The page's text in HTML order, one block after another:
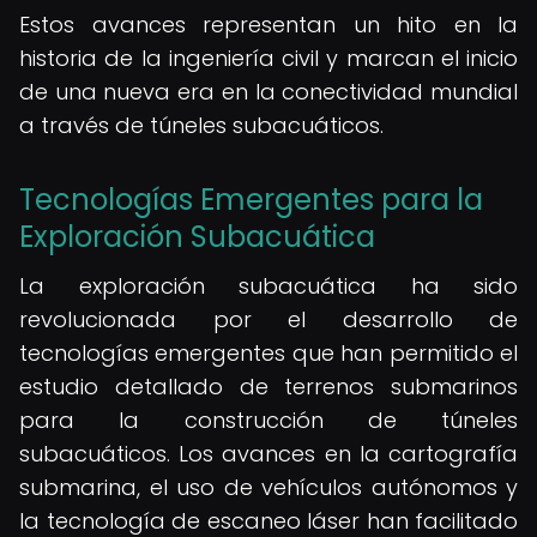
Estos avances representan un hito en la
historia de la ingeniería civil y marcan el inicio
de una nueva era en la conectividad mundial
a través de túneles subacuáticos.
Tecnologías Emergentes para la
Exploración Subacuática
La exploración subacuática ha sido
revolucionada por el desarrollo de
tecnologías emergentes que han permitido el
estudio detallado de terrenos submarinos
para la construcción de túneles
subacuáticos. Los avances en la cartografía
submarina, el uso de vehículos autónomos y
la tecnología de escaneo láser han facilitado